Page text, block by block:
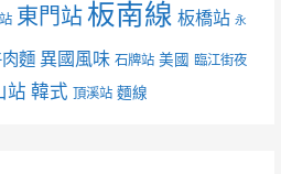
東門站板南線 板橋站 永
麵 異國風味 石牌站 美國 臨江街夜
站 韓式 頂溪站 麵線